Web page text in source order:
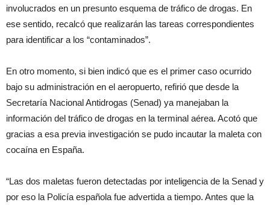
involucrados en un presunto esquema de tráfico de drogas. En
ese sentido, recalcó que realizarán las tareas correspondientes
para identificar a los “contaminados”.
En otro momento, si bien indicó que es el primer caso ocurrido
bajo su administración en el aeropuerto, refirió que desde la
Secretaría Nacional Antidrogas (Senad) ya manejaban la
información del tráfico de drogas en la terminal aérea. Acotó que
gracias a esa previa investigación se pudo incautar la maleta con
cocaína en España.
“Las dos maletas fueron detectadas por inteligencia de la Senad y
por eso la Policía española fue advertida a tiempo. Antes que la